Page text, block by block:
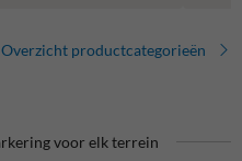
Overzicht productcategorieën
voor elk terrein